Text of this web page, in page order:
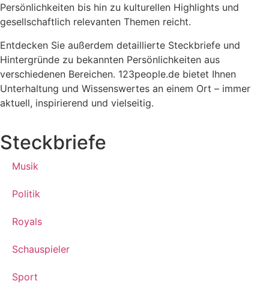
Persönlichkeiten bis hin zu kulturellen Highlights und
gesellschaftlich relevanten Themen reicht.
Entdecken Sie außerdem detaillierte Steckbriefe und
Hintergründe zu bekannten Persönlichkeiten aus
verschiedenen Bereichen. 123people.de bietet Ihnen
Unterhaltung und Wissenswertes an einem Ort – immer
aktuell, inspirierend und vielseitig.
Steckbriefe
Musik
Politik
Royals
Schauspieler
Sport